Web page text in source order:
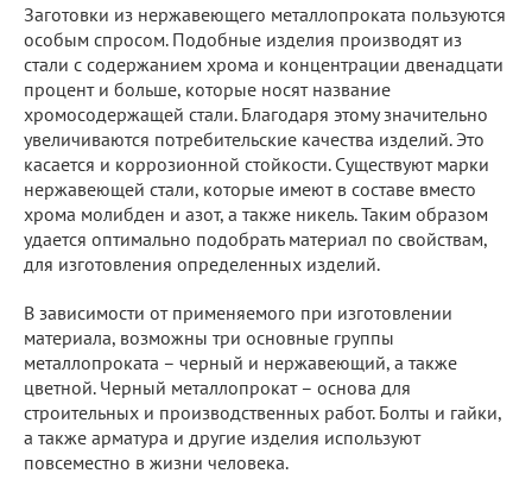
Заготовки из нержавеющего металлопроката пользуются
особым спросом. Подобные изделия производят из
стали с содержанием хрома и концентрации двенадцати
процент и больше, которые носят название
хромосодержащей стали. Благодаря этому значительно
увеличиваются потребительские качества изделий. Это
касается и коррозионной стойкости. Существуют марки
нержавеющей стали, которые имеют в составе вместо
хрома молибден и азот, а также никель. Таким образом
удается оптимально подобрать материал по свойствам,
для изготовления определенных изделий.
В зависимости от применяемого при изготовлении
материала, возможны три основные группы
металлопроката – черный и нержавеющий, а также
цветной. Черный металлопрокат – основа для
строительных и производственных работ. Болты и гайки,
а также арматура и другие изделия используют
повсеместно в жизни человека.